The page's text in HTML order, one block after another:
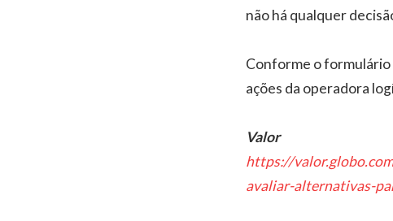
não há qualquer
Conforme o formulário
ações da operadora
Valor
https://
avaliar-alternativas-